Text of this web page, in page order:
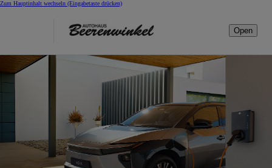
Zum Hauptinhalt wechseln (Eingabetaste drücken)
Open